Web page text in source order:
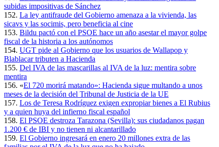
subidas impositivas de Sánchez
152. La ley antifraude del Gobierno amenaza a la vivienda, las
sicavs y las socimis, pero beneficia al cine
153. Bildu pactó con el PSOE hace un año asestar el mayor golpe
fiscal de la historia a los autónomos
154. UGT pide al Gobierno que los usuarios de Wallapop y
Blablacar tributen a Hacienda
155. Del IVA de las mascarillas al IVA de la luz: mentira sobre
mentira
156. «El 720 morirá matando»: Hacienda sigue multando a unos
meses de la decisión del Tribunal de Justicia de la UE
157. Los de Teresa Rodríguez exigen expropiar bienes a El Rubius
y a quien huya del infierno fiscal español
158. El PSOE destroza Tarazona (Sevilla): sus ciudadanos pagan
1.200 € de IBI y no tienen ni alcantarillado
159. El Gobierno ingresará en enero 20 millones extra de las